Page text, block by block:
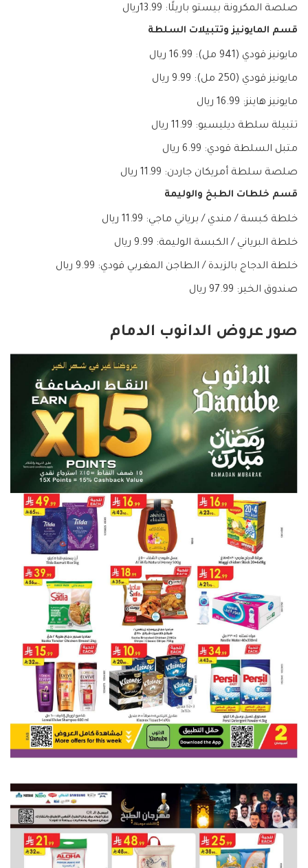
صلصة المكرونة بيستو باريلًا: 13.99ريال
قسم المايونيز وتتبيلات السلطة
مايونيز قودي (941 مل): 16.99 ريال
مايونيز قودي (250 مل): 9.99 ريال
مايونيز هاينز: 16.99 ريال
تتبيلة سلطة ديليسيو: 11.99 ريال
متبل السلطة قودي: 6.99 ريال
صلصة سلطة أمريكان جاردن: 11.99 ريال
قسم خلطات الطبخ والوليمة
خلطة كبسة / مندي / برياني ماجي: 11.99 ريال
خلطة البرياني / الكبسة الوليمة: 9.99 ريال
خلطة الدجاج بالزبدة / الطاجن المغربي قودي: 9.99 ريال
صندوق الخير: 97.99 ريال
صور عروض الدانوب الدمام